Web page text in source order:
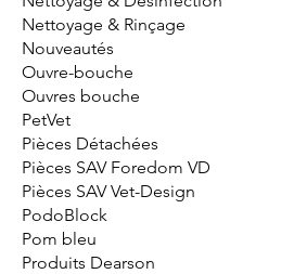
Nettoyage & Rinçage
Nouveautés
Ouvre-bouche
Ouvres bouche
PetVet
Pièces Détachées
Pièces SAV Foredom VD
Pièces SAV Vet-Design
PodoBlock
Pom bleu
Produits Dearson